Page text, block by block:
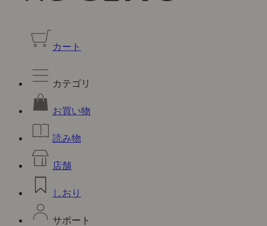
カート
カテゴリ
お買い物
読み物
店舗
しおり
サポート